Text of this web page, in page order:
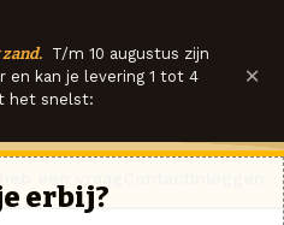
zand. T/m 10 augustus zijn
en kan je levering 1 tot 4
het snelst:
×
erbij?